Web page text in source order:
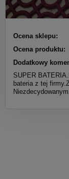
Ocena sklepu:
Ocena produktu:
Dodatkowy
SUPER
bateria z tej
Niezdecydowanym.